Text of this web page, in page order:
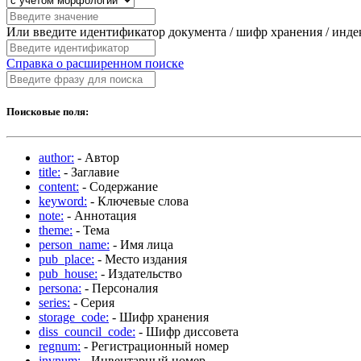
Или введите идентификатор документа / шифр хранения /
Справка о расширенном поиске
Поисковые поля:
author: - Автор
title: - Заглавие
content: - Содержание
keyword: - Ключевые слова
note: - Аннотация
theme: - Тема
person_name: - Имя лица
pub_place: - Место издания
pub_house: - Издательство
persona: - Персоналия
series: - Серия
storage_code: - Шифр хранения
diss_council_code: - Шифр диссовета
regnum: - Регистрационный номер